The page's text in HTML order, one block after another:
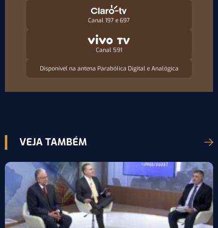
Canal 197 e 697
Canal 591
Disponível na antena Parabólica Digital e Analógica
VEJA TAMBÉM